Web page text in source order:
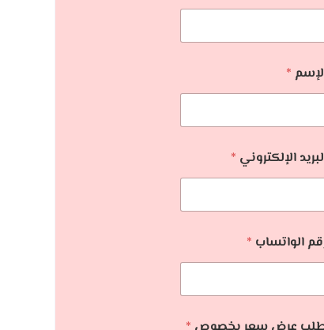
*
الإلكتروني *
الواتساب *